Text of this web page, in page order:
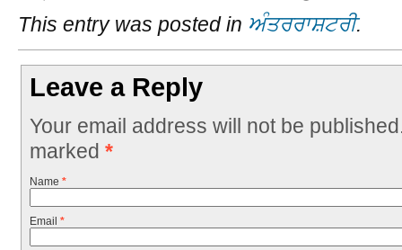
This entry was posted in ਅੰਤਰਰਾਸ਼ਟਰੀ.
Leave a Reply
Your email address will not be
marked *
Name *
Email *